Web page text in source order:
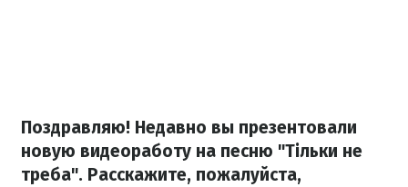
Поздравляю! Недавно вы презентовали
новую видеоработу на песню "Тільки не
треба". Расскажите, пожалуйста,